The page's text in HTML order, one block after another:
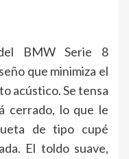
BMW Serie 8
que minimiza el
acústico. Se tensa
cerrado, lo que le
de tipo cupé
El toldo suave,